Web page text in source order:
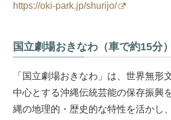
https://oki-park.jp/shurijo/
国立劇場おきなわ（車で約15分）
「国立劇場おきなわ」は、世界無形
中心とする沖縄伝統芸能の保存振興
縄の地理的・歴史的な特性を活かし